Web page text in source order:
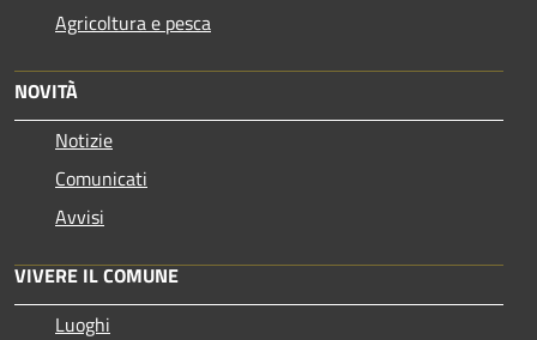
Agricoltura e pesca
NOVITÀ
Notizie
Comunicati
Avvisi
VIVERE IL COMUNE
Luoghi